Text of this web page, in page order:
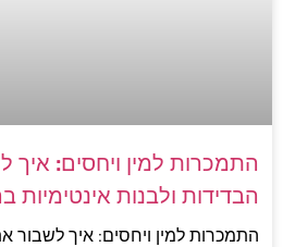
התמכרות למין ויחסים:
הבדידות ולבנות אינטימיות
התמכרות למין ויחסים: איך לשבור